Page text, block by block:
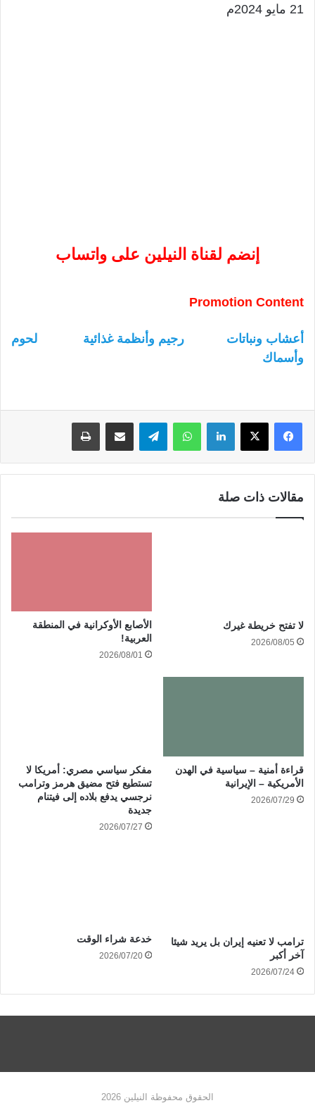
21 مايو 2024م
إنضم لقناة النيلين على واتساب
Promotion Content
أعشاب ونباتات رجيم وأنظمة غذائية
لحوم
وأسماك
لينكدإن واتساب
مقالات ذات صلة
لا تفتح خريطة غيرك
2026/08/05
الأصابع الأوكرانية في المنطقة
العربية!
2026/08/01
قراءة أمنية – سياسية في الهدن
الأمريكية – الإيرانية
2026/07/29
مفكر سياسي مصري: أمريكا لا
تستطيع فتح مضيق هرمز وترامب
نرجسي يدفع بلاده إلى فيتنام
جديدة
2026/07/27
ترامب لا تعنيه إيران بل يريد شيئا
آخر أكبر
2026/07/24
خدعة شراء الوقت
2026/07/20
الحقوق محفوظة النيلين 2026